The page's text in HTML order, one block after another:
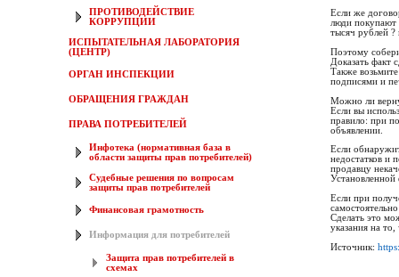
ПРОТИВОДЕЙСТВИЕ
КОРРУПЦИИ
ИСПЫТАТЕЛЬНАЯ ЛАБОРАТОРИЯ
(ЦЕНТР)
ОРГАН ИНСПЕКЦИИ
ОБРАЩЕНИЯ ГРАЖДАН
ПРАВА ПОТРЕБИТЕЛЕЙ
Инфотека (нормативная база в
области защиты прав потребителей)
Судебные решения по вопросам
защиты прав потребителей
Финансовая грамотность
Информация для потребителей
Защита прав потребителей в
схемах
Если же
люди покупают
тысяч рублей
Поэтому
Доказать факт
Также
подписями и
Можно ли
Если вы
правило: при
объявлении.
Если
недостатков и
продавцу
Установленной
Если при
Сделать это
указания на
Источник: